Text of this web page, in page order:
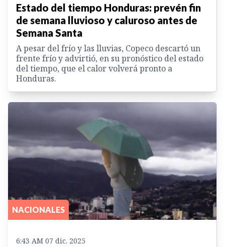
Estado del tiempo Honduras: prevén fin
de semana lluvioso y caluroso antes de
Semana Santa
A pesar del frío y las lluvias, Copeco descartó un
frente frío y advirtió, en su pronóstico del estado
del tiempo, que el calor volverá pronto a
Honduras.
NACIONALES
6:43 AM 07 dic. 2025